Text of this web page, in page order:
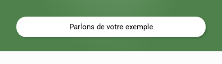
Parlons de votre exemple